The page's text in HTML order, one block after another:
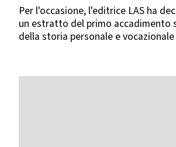
Per l'occasione, l'editrice LAS ha
un estratto del primo accadimento
della storia personale e